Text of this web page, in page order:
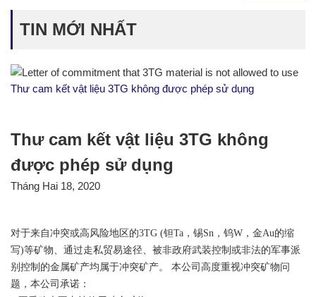
TIN MỚI NHẤT
Thư cam kết vật liệu 3TG không được phép sử dụng
Thư cam kết vật liệu 3TG không
được phép sử dụng
Tháng Hai 18, 2020
对于来自冲突或高风险地区的3TG (钽Ta ，锡Sn ，钨W ，金Au的缩
写)等矿物、通过走私贸易途径、被非政府武装控制或非法的军事派
别控制的金属矿产均属于冲突矿产。 本公司高度重视冲突矿物问
题，本公司承诺：